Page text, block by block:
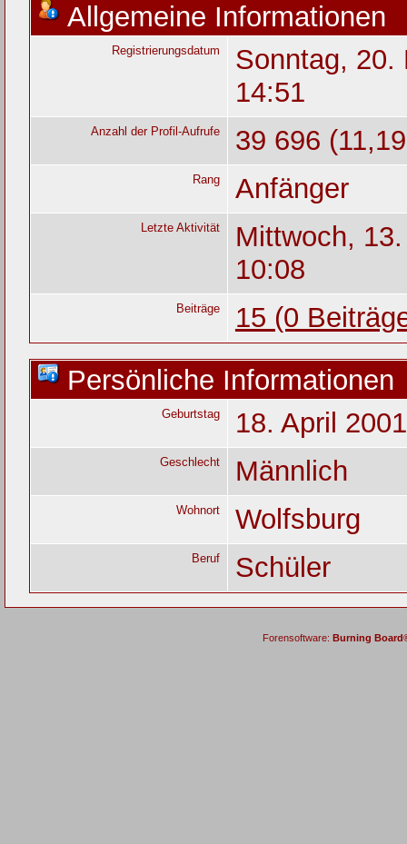
Allgemeine Informationen
Registrierungsdatum
Sonntag, 20.
14:51
Anzahl der Profil-Aufrufe 39 696
Rang Anfänger
Letzte Aktivität
Mittwoch,
10:08
Beiträge
15 (0
Persönliche Informationen
Geburtstag 18. April
Geschlecht Männlich
Wohnort Wolfsburg
Beruf Schüler
Forensoftware: Burning